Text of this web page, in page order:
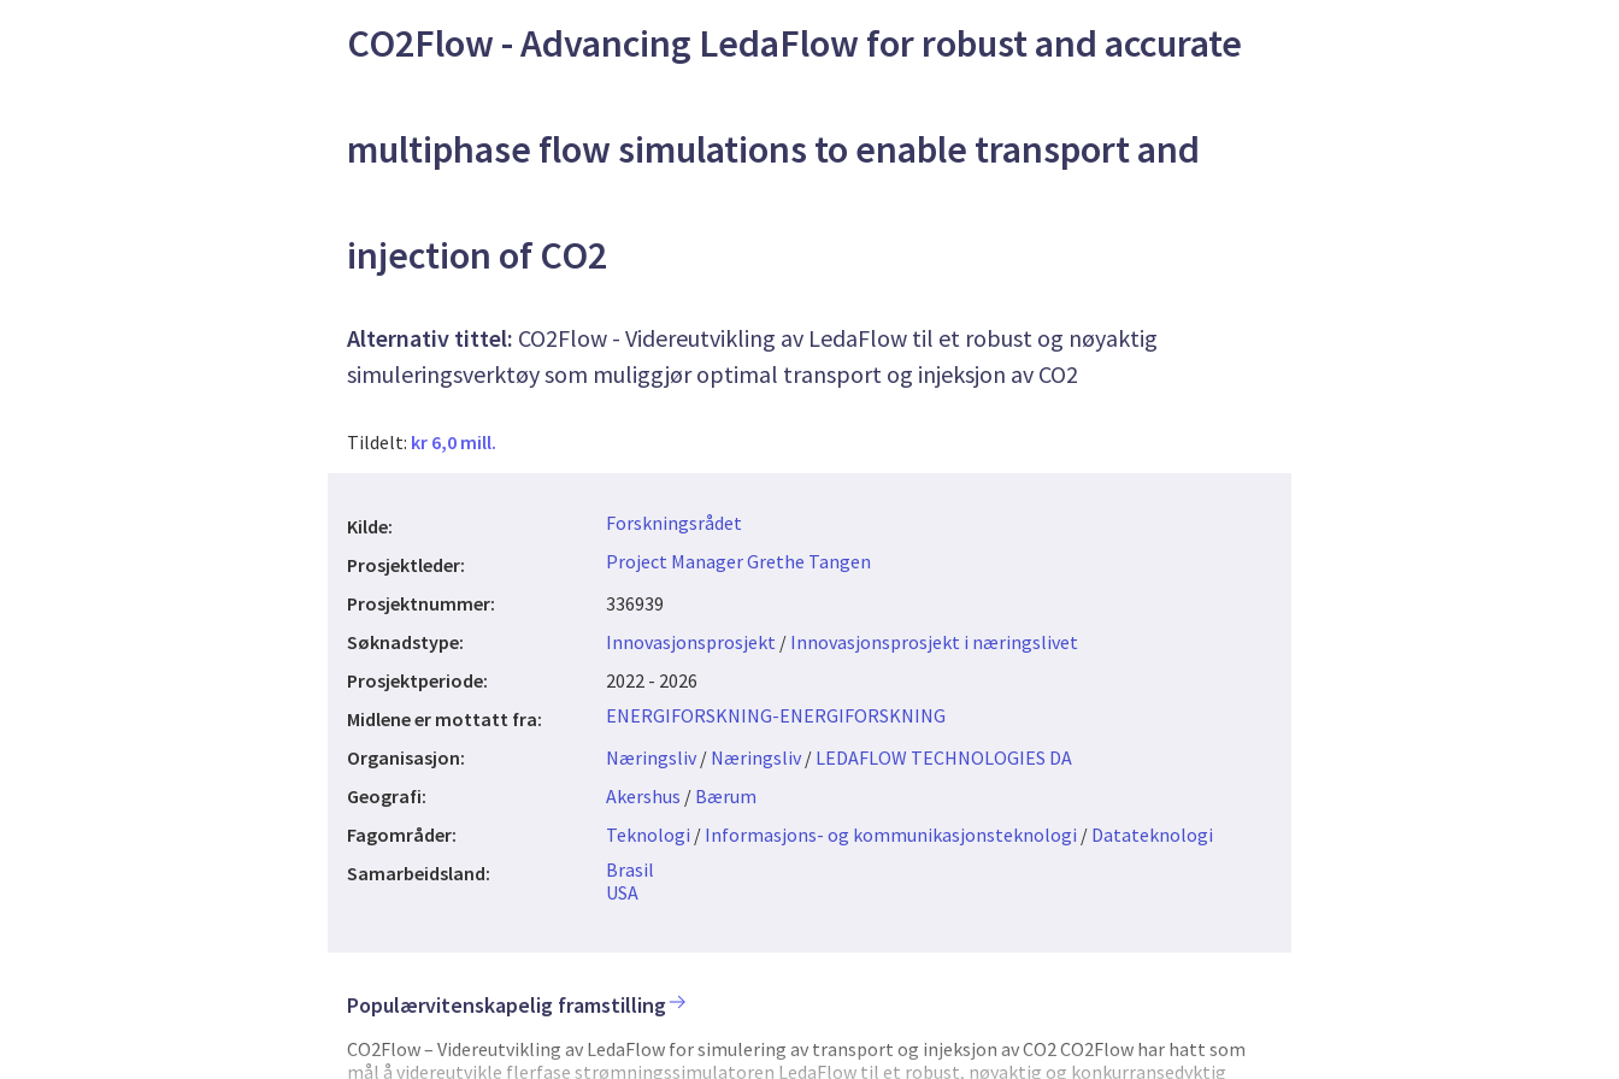
CO2Flow - Advancing LedaFlow for robust and accurate
multiphase flow simulations to enable transport and
injection of CO2
Alternativ tittel: CO2Flow - Videreutvikling av LedaFlow til et robust og nøyaktig
simuleringsverktøy som muliggjør optimal transport og injeksjon av CO2
Tildelt: kr 6,0 mill.
Kilde:
Forskningsrådet
Prosjektleder:
Project Manager Grethe Tangen
Prosjektnummer:
336939
Søknadstype:
Innovasjonsprosjekt / Innovasjonsprosjekt i næringslivet
Prosjektperiode:
2022 - 2026
Midlene er mottatt fra:
ENERGIFORSKNING-ENERGIFORSKNING
Organisasjon:
Næringsliv/ Næringsliv/ LEDAFLOW TECHNOLOGIES DA
Geografi:
Akershus / Bærum
Fagområder:
Teknologi / Informasjons- og kommunikasjonsteknologi / Datateknologi
Samarbeidsland:
Brasil
USA
Populærvitenskapelig framstilling
CO2Flow – Videreutvikling av LedaFlow for simulering av transport og injeksjon av CO2 CO2Flow har hatt som
mål å videreutvikle flerfase strømningssimulatoren LedaFlow til et robust, nøyaktig og konkurransedyktig